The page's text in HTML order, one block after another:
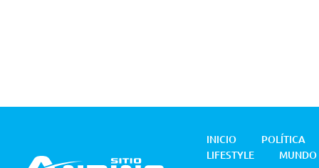
INICIO
POLÍTICA
LIFESTYLE
MUNDO